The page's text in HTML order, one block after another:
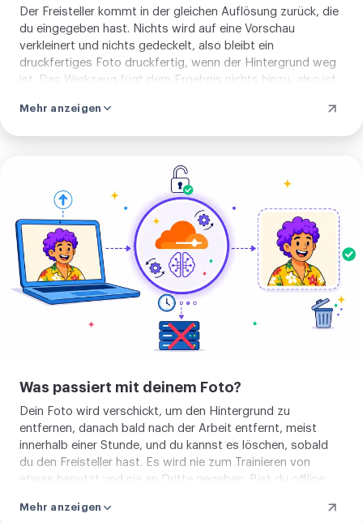
Der Freisteller kommt in der gleichen Auflösung zurück, die
du eingegeben hast. Nichts wird auf eine Vorschau
verkleinert und nichts gedeckelt, also bleibt ein
druckfertiges Foto druckfertig, wenn der Hintergrund weg
ist. Das Werkzeug fügt dem Ergebnis nichts hinzu, also ist,
Transparenz darum, ohne Siegel in der Ecke und ohne
Mehr anzeigen
hochladen
Was passiert mit deinem Foto?
Dein Foto wird verschickt, um den Hintergrund zu
entfernen, danach bald nach der Arbeit entfernt, meist
innerhalb einer Stunde, und du kannst es löschen, sobald
du den Freisteller hast. Es wird nie zum Trainieren von
etwas benutzt und nie an Dritte gegeben. Bist du offline
auf deinem Gerät, ohne dass etwas hinausgeht. So oder so
Mehr anzeigen